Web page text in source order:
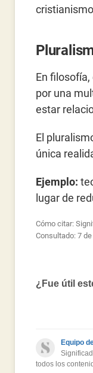
En
por una
estar
El
única
Ejemplo:
lugar de
Cómo citar:
Consultado: 7
¿Fue útil
Este
Otro
Equipo
todos los